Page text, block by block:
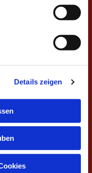
Details zeigen
Fahrten &
Freizeiten
Sommerferienangeb